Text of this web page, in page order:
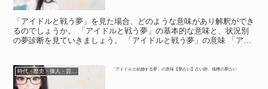
「アイドルと戦う夢」を見た場合、どのような意味があり解釈ができ
るのでしょうか。 「アイドルと戦う夢」の基本的な意味と、状況別
の夢診断を見ていきましょう。 「アイドルと戦う夢」の意味 「アイ
時代・歴史・偉人・芸能人 「アイドルと結婚する夢」の意味【夢占い】占い師、瑞稀の夢占い